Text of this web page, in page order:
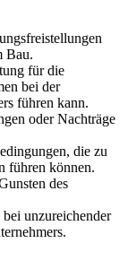
Bau.
für die
bei der
führen kann.
oder Nachträge
die zu
führen können.
des
unzureichender